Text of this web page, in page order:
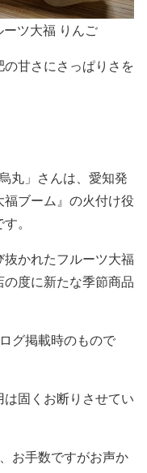
ツ大福 りんご
甘さにさっぱりさを
丸」さんは、愛知発
ブーム』の火付け役
。
かれたフルーツ大福
度に新たな季節商品
グ掲載時のもので
固くお断りさせてい
お手数ですがお声か